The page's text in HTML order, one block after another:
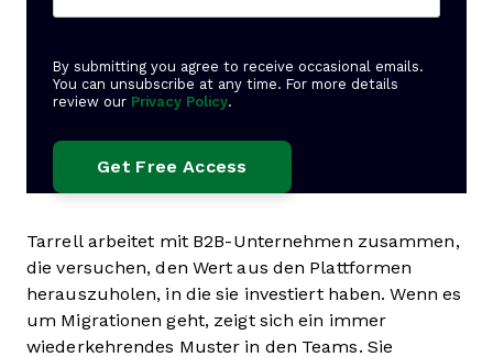
By submitting you agree to receive occasional emails.
You can unsubscribe at any time. For more details
review our Privacy Policy.
Tarrell arbeitet mit B2B-Unternehmen zusammen,
die versuchen, den Wert aus den Plattformen
herauszuholen, in die sie investiert haben. Wenn es
um Migrationen geht, zeigt sich ein immer
wiederkehrendes Muster in den Teams. Sie